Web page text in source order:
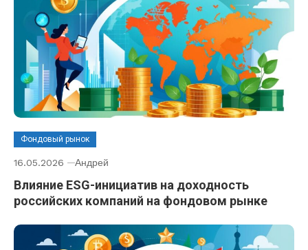
Фондовый рынок
16.05.2026 Андрей
Влияние ESG-инициатив на доходность
российских компаний на фондовом рынке